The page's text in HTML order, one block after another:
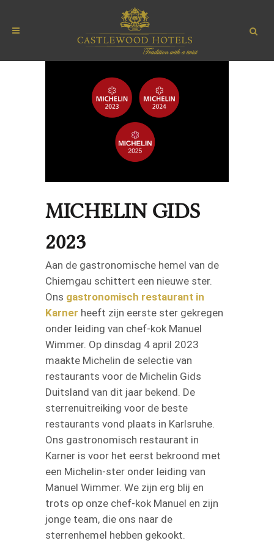
MICHELIN GIDS
2023
Aan de gastronomische hemel van de
Chiemgau schittert een nieuwe ster.
Ons gastronomisch restaurant in
Karner heeft zijn eerste ster gekregen
onder leiding van chef-kok Manuel
Wimmer. Op dinsdag 4 april 2023
maakte Michelin de selectie van
restaurants voor de Michelin Gids
Duitsland van dit jaar bekend. De
sterrenuitreiking voor de beste
restaurants vond plaats in Karlsruhe.
Ons gastronomisch restaurant in
Karner is voor het eerst bekroond met
een Michelin-ster onder leiding van
Manuel Wimmer. We zijn erg blij en
trots op onze chef-kok Manuel en zijn
jonge team, die ons naar de
sterrenhemel hebben gekookt.